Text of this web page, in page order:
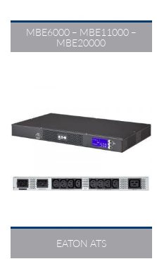
MBE6000 – MBE11000 –
MBE20000
EATON ATS
Automatischer
Netzumschalter